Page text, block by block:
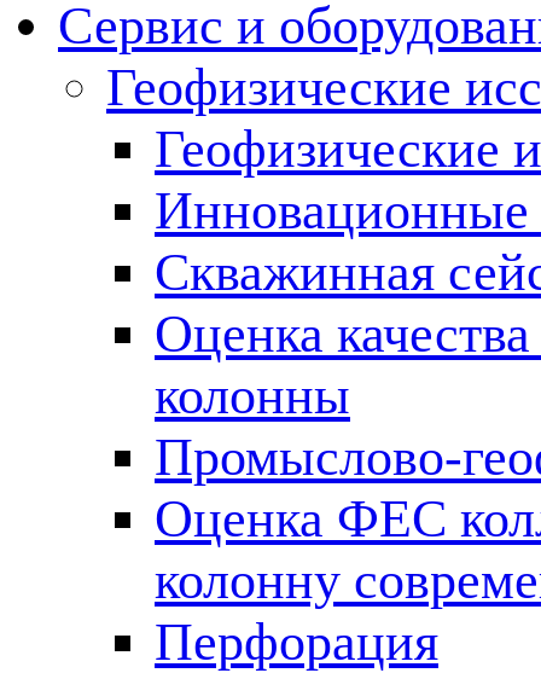
Сервис и
Геофизические
Геофизические
Инновационные
Скважинная
Оценка
колонны
Промыслово-
Оценка ФЕС
колонну
Перфорация